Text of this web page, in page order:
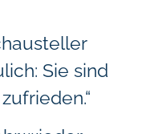
Sie sind